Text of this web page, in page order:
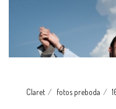
Claret fotos preboda